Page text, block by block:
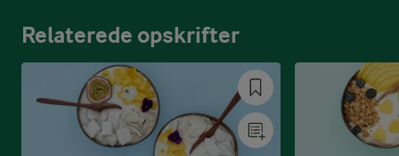
Relaterede opskrifter